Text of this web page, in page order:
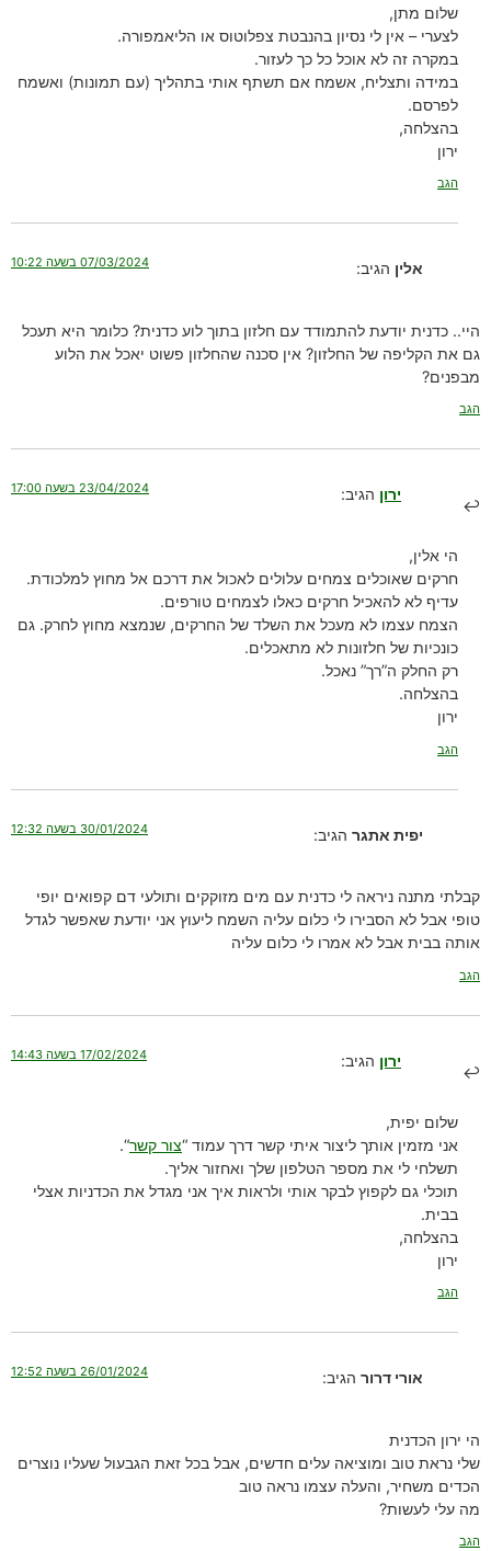
שלום מתן,
לצערי – אין לי נסיון בהנבטת צפלוטוס או הליאמפורה.
במקרה זה לא אוכל כל כך לעזור.
במידה ותצליח, אשמח אם תשתף אותי בתהליך (עם תמונות) ואשמח
לפרסם.
בהצלחה,
ירון
הגב
אלין הגיב: 07/03/2024 בשעה 10:22
היי.. כדנית יודעת להתמודד עם חלזון בתוך לוע כדנית? כלומר היא תעכל
גם את הקליפה של החלזון? אין סכנה שהחלזון פשוט יאכל את הלוע
מבפנים?
הגב
ירון הגיב: 23/04/2024 בשעה 17:00
הי אלין,
חרקים שאוכלים צמחים עלולים לאכול את דרכם אל מחוץ למלכודת.
עדיף לא להאכיל חרקים כאלו לצמחים טורפים.
הצמח עצמו לא מעכל את השלד של החרקים, שנמצא מחוץ לחרק. גם
כונכיות של חלזונות לא מתאכלים.
רק החלק ה”רך” נאכל.
בהצלחה.
ירון
הגב
יפית אתגר הגיב: 30/01/2024 בשעה 12:32
קבלתי מתנה ניראה לי כדנית עם מים מזוקקים ותולעי דם קפואים יופי
טופי אבל לא הסבירו לי כלום עליה השמח ליעוץ אני יודעת שאפשר לגדל
אותה בבית אבל לא אמרו לי כלום עליה
הגב
ירון הגיב: 17/02/2024 בשעה 14:43
שלום יפית,
אני מזמין אותך ליצור איתי קשר דרך עמוד “צור קשר“.
תשלחי לי את מספר הטלפון שלך ואחזור אליך.
תוכלי גם לקפוץ לבקר אותי ולראות איך אני מגדל את הכדניות אצלי
בבית.
בהצלחה,
ירון
הגב
אורי דרור הגיב: 26/01/2024 בשעה 12:52
הי ירון הכדנית
שלי נראת טוב ומוציאה עלים חדשים, אבל בכל זאת הגבעול שעליו נוצרים
הכדים משחיר, והעלה עצמו נראה טוב
מה עלי לעשות?
הגב